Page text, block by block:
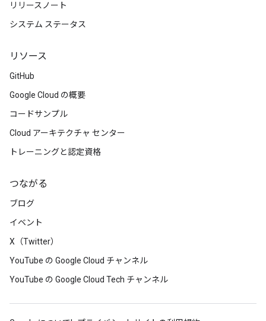
リリースノート
システム ステータス
リソース
GitHub
Google Cloud の概要
コードサンプル
Cloud アーキテクチャ センター
トレーニングと認定資格
つながる
ブログ
イベント
X（Twitter）
YouTube の Google Cloud チャンネル
YouTube の Google Cloud Tech チャンネル